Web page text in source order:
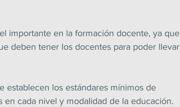
importante en la formación docente, ya que
deben tener los docentes para poder llevar
establecen los estándares mínimos de
cada nivel y modalidad de la educación.